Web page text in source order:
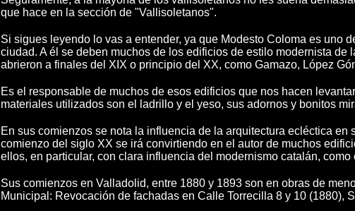
que hace en la sección de "Vallisoletanos".
Si sigues leyendo lo vas a entender, ya que Modesto Coloma es uno
ciudad. A él se deben muchos de los edificios de estilo modernista
abrieron a finales del XIX o principio del XX, como Gamazo, López
Es el responsable de muchos de esos edificios que nos hacen
materiales utilizados son el ladrillo y el yeso, sus adornos y bonitos
En sus comienzos se nota la influencia de la arquitectura ecléctica
comienzo del siglo XX se irá convirtiendo en el autor de muchos
ellos, en particular, con clara influencia del modernismo catalán,
Sus comienzos en Valladolid, entre 1880 y 1893 son en obras de
Municipal: Revocación de fachadas en Calle Torrecilla 8 y 10 (1880),